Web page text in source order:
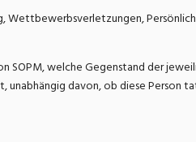
Wettbewerbsverletzungen,
welche Gegenstand der
davon, ob diese Person